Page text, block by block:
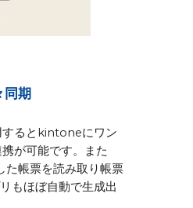
期
するとkintoneにワン
が可能です。また
帳票を読み取り帳票
もほぼ自動で生成出